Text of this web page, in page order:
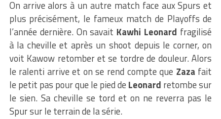
On arrive alors à un autre match face aux Spurs et
plus précisément, le fameux match de Playoffs de
l’année dernière. On savait Kawhi Leonard fragilisé
à la cheville et après un shoot depuis le corner, on
voit Kawow retomber et se tordre de douleur. Alors
le ralenti arrive et on se rend compte que Zaza fait
le petit pas pour que le pied de Leonard retombe sur
le sien. Sa cheville se tord et on ne reverra pas le
Spur sur le terrain de la série.